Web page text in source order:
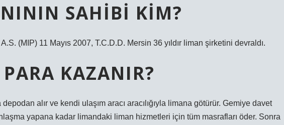
SAHIBI KIM?
(MIP) 11 Mayıs 2007, T.C.D.D. Mersin 36 yıldır liman şirketini devraldı.
KAZANIR?
alır ve kendi ulaşım aracı aracılığıyla limana götürür. Gemiye davet
yapana kadar limandaki liman hizmetleri için tüm masrafları öder. Sonra